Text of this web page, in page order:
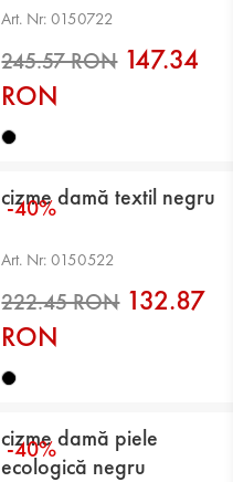
Art. Nr: 0150722
147.34
RON
-40%
cizme damă textil negru
Art. Nr: 0150522
132.87
RON
-40%
cizme damă piele
ecologică negru